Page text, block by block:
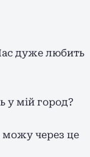
дуже любить
у мій город?
можу через це